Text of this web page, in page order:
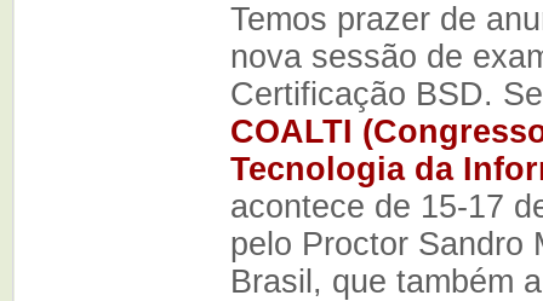
Temos prazer de
nova sessão de
Certificação BSD.
COALTI
Tecnologia da
acontece de 15-17
pelo Proctor Sandro
Brasil, que também